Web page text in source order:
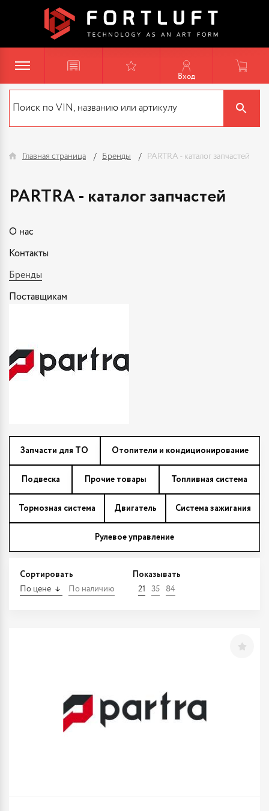
Вход
Главная страница Бренды PARTRA - каталог запчастей
PARTRA - каталог запчастей
О нас
Контакты
Бренды
Поставщикам
Запчасти для ТО Отопители и кондиционирование
Подвеска Прочие товары Топливная система
Тормозная система Двигатель Система зажигания
Рулевое управление
Сортировать
По цене По наличию
Показывать
21 35 84